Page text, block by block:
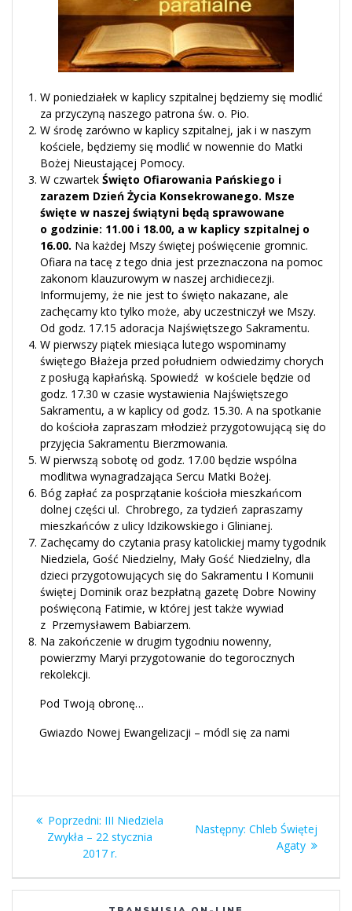
W poniedziałek w kaplicy szpitalnej będziemy się modlić
za przyczyną naszego patrona św. o. Pio.
W środę zarówno w kaplicy szpitalnej, jak i w naszym
kościele, będziemy się modlić w nowennie do Matki
Bożej Nieustającej Pomocy.
W czwartek Święto Ofiarowania Pańskiego i
zarazem Dzień Życia Konsekrowanego. Msze
święte w naszej świątyni będą sprawowane
o godzinie: 11.00 i 18.00, a w kaplicy szpitalnej o
16.00. Na każdej Mszy świętej poświęcenie gromnic.
Ofiara na tacę z tego dnia jest przeznaczona na pomoc
zakonom klauzurowym w naszej archidiecezji.
Informujemy, że nie jest to święto nakazane, ale
zachęcamy kto tylko może, aby uczestniczył we Mszy.
Od godz. 17.15 adoracja Najświętszego Sakramentu.
W pierwszy piątek miesiąca lutego wspominamy
świętego Błażeja przed południem odwiedzimy chorych
z posługą kapłańską. Spowiedź w kościele będzie od
godz. 17.30 w czasie wystawienia Najświętszego
Sakramentu, a w kaplicy od godz. 15.30. A na spotkanie
do kościoła zapraszam młodzież przygotowującą się do
przyjęcia Sakramentu Bierzmowania.
W pierwszą sobotę od godz. 17.00 będzie wspólna
modlitwa wynagradzająca Sercu Matki Bożej.
Bóg zapłać za posprzątanie kościoła mieszkańcom
dolnej części ul. Chrobrego, za tydzień zapraszamy
mieszkańców z ulicy Idzikowskiego i Glinianej.
Zachęcamy do czytania prasy katolickiej mamy tygodnik
Niedziela, Gość Niedzielny, Mały Gość Niedzielny, dla
dzieci przygotowujących się do Sakramentu I Komunii
świętej Dominik oraz bezpłatną gazetę Dobre Nowiny
poświęconą Fatimie, w której jest także wywiad
z Przemysławem Babiarzem.
Na zakończenie w drugim tygodniu nowenny,
powierzmy Maryi przygotowanie do tegorocznych
rekolekcji.
Pod Twoją obronę…
Gwiazdo Nowej Ewangelizacji – módl się za nami
Nawigacja
wpisu
Poprzedni: Poprzedni
wpis:
III Niedziela
Zwykła – 22 stycznia
2017 r.
Następny: Następny
Chleb Świętej
Agaty